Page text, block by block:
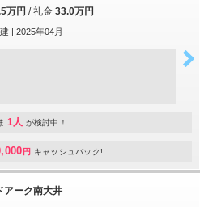
万円 /礼金 33.0万円
| 2025年04月
1人 が検討中！
円 キャッシュバック!
アーク南大井